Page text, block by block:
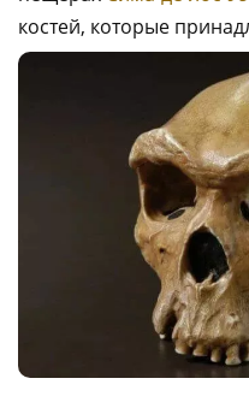
костей, которые